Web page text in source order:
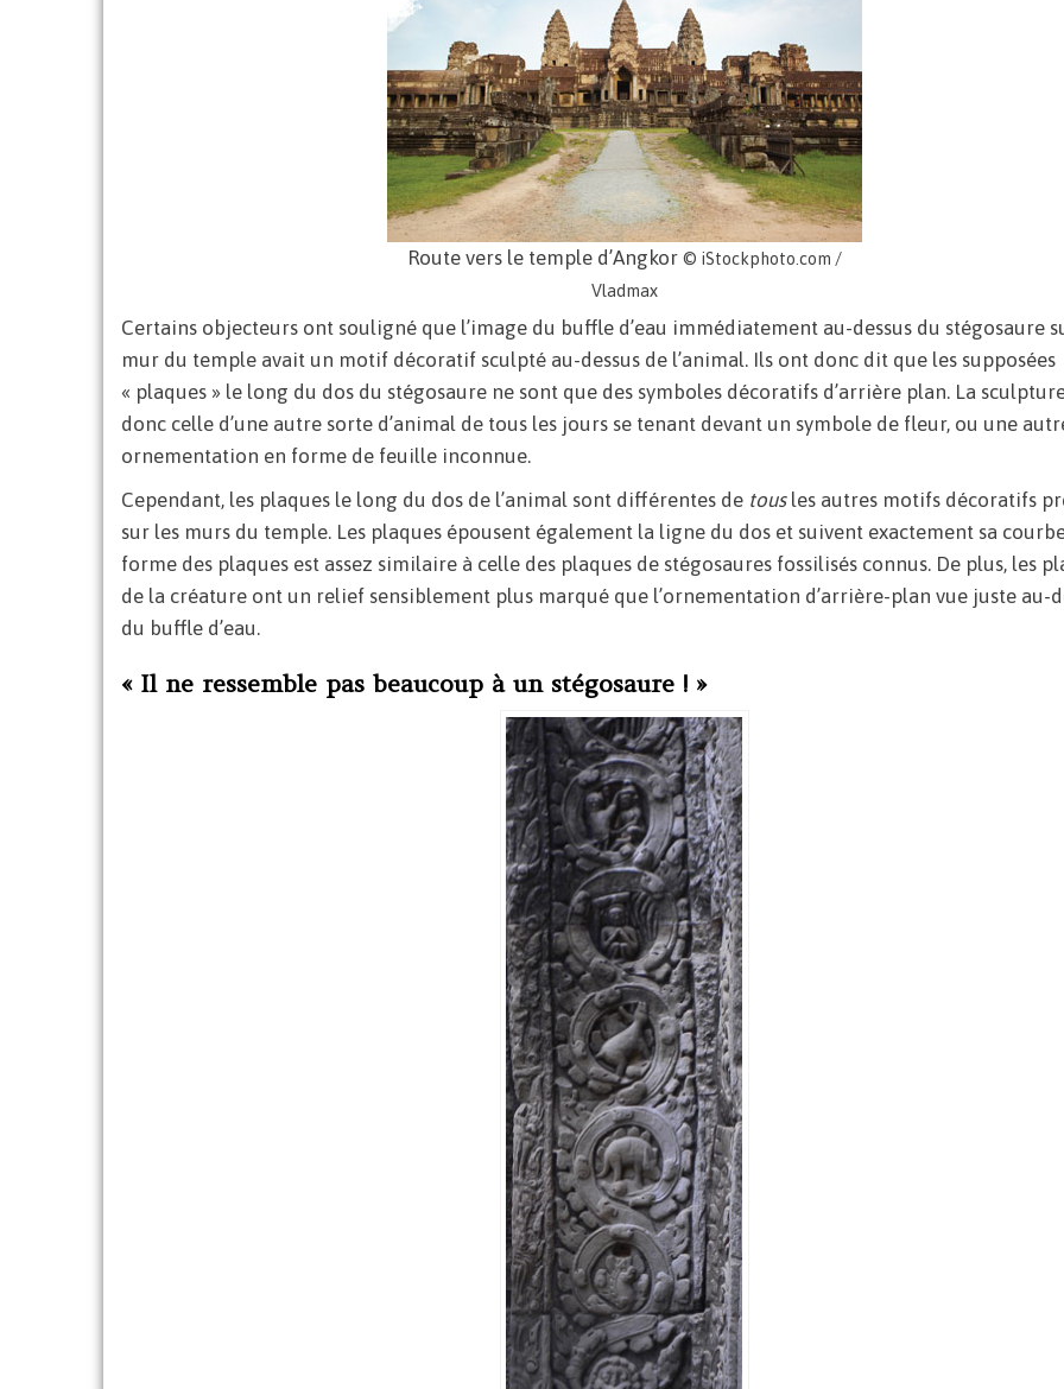
Route vers le temple d’Angkor © iStockphoto.com /
Vladmax
Certains objecteurs ont souligné que l’image du buffle d’eau immédiatement au-dessus du stégosaure
mur du temple avait un motif décoratif sculpté au-dessus de l’animal. Ils ont donc dit que les supposées
« plaques » le long du dos du stégosaure ne sont que des symboles décoratifs d’arrière plan. La
donc celle d’une autre sorte d’animal de tous les jours se tenant devant un symbole de fleur, ou une
ornementation en forme de feuille inconnue.
Cependant, les plaques le long du dos de l’animal sont différentes de tousles autres motifs décoratifs
sur les murs du temple. Les plaques épousent également la ligne du dos et suivent exactement sa
forme des plaques est assez similaire à celle des plaques de stégosaures fossilisés connus. De plus, les
de la créature ont un relief sensiblement plus marqué que l’ornementation d’arrière-plan vue juste au-
du buffle d’eau.
« Il ne ressemble pas beaucoup à un stégosaure ! »